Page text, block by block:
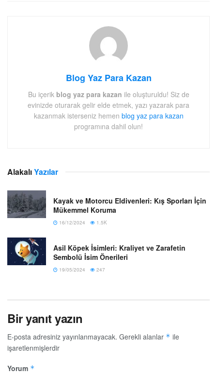
Blog Yaz Para Kazan
Bu içerik blog yaz para kazan ile oluşturuldu! Siz de
evinizde oturarak gelir elde etmek, yazı yazarak para
kazanmak isterseniz hemen blog yaz para kazan
programına dahil olun!
AlakalıYazılar
Kayak ve Motorcu Eldivenleri: Kış Sporları İçin
Mükemmel Koruma
16/12/2024 1.5K
Asil Köpek İsimleri: Kraliyet ve Zarafetin
Sembolü İsim Önerileri
19/05/2024 247
Bir yanıt yazın
E-posta adresiniz yayınlanmayacak. Gerekli alanlar * ile
işaretlenmişlerdir
Yorum *